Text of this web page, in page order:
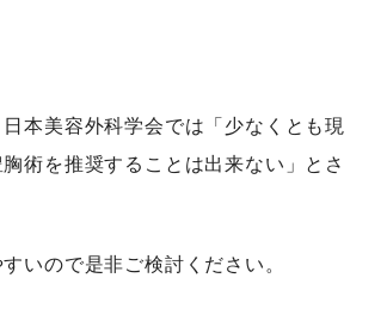
本美容外科学会では「少なくとも現
術を推奨することは出来ない」とさ
いので是非ご検討ください。